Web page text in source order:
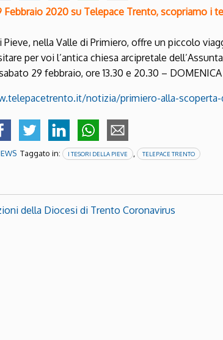
Febbraio 2020 su Telepace Trento, scopriamo i
Pieve, nella Valle di Primiero, offre un piccolo
per voi l’antica chiesa arcipretale
29 febbraio, ore 13.30 e 20.30 – DOMENICA
notizia/primiero-alla-
Taggato in: I TESORI DELLA PIEVE TELEPACE TRENTO
della Diocesi di Trento Coronavirus